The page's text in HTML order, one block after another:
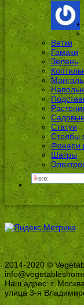
Ветки
Гамаки
Зелень
Статуи
Столбы
Фонари
Шатры
2014-2020 ©
Наш адрес: г. Москва,
улица 3-я